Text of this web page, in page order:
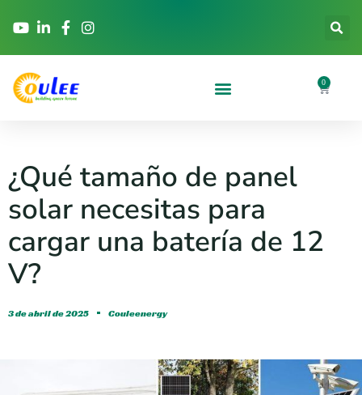
0
¿Qué tamaño de panel
solar necesitas para
cargar una batería de 12
V?
3 de abril de 2025 Couleenergy